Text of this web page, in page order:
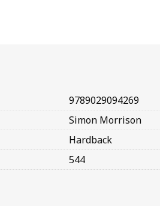
9789029094269
Simon Morrison
Hardback
544